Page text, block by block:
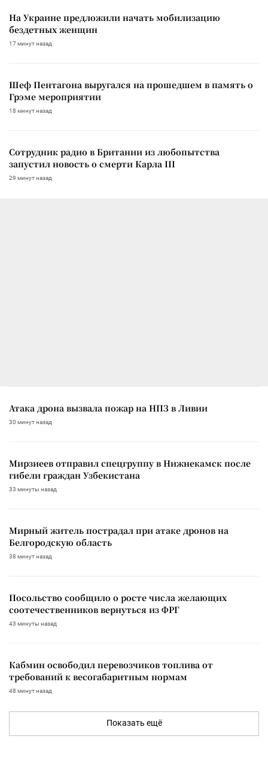
На Украине предложили начать мобилизацию
бездетных женщин
17 минут назад
Шеф Пентагона выругался на прошедшем в память о
Грэме мероприятии
18 минут назад
Сотрудник радио в Британии из любопытства
запустил новость о смерти Карла III
29 минут назад
Атака дрона вызвала пожар на НПЗ в Ливии
30 минут назад
Мирзиеев отправил спецгруппу в Нижнекамск после
гибели граждан Узбекистана
33 минуты назад
Мирный житель пострадал при атаке дронов на
Белгородскую область
38 минут назад
Посольство сообщило о росте числа желающих
соотечественников вернуться из ФРГ
43 минуты назад
Кабмин освободил перевозчиков топлива от
требований к весогабаритным нормам
48 минут назад
Показать ещё